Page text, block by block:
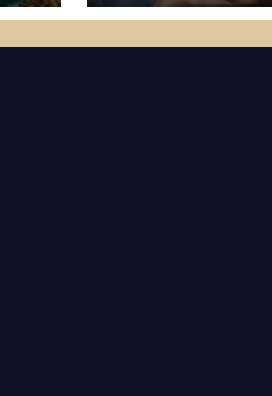
μέλος της